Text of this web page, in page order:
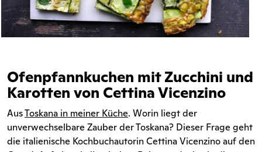
Ofenpfannkuchen mit Zucchini und
Karotten von Cettina Vicenzino
AusToskana in meiner Küche. Worin liegt der
unverwechselbare Zauber der Toskana? Dieser Frage geht
die italienische Kochbuchautorin Cettina Vicenzino auf den